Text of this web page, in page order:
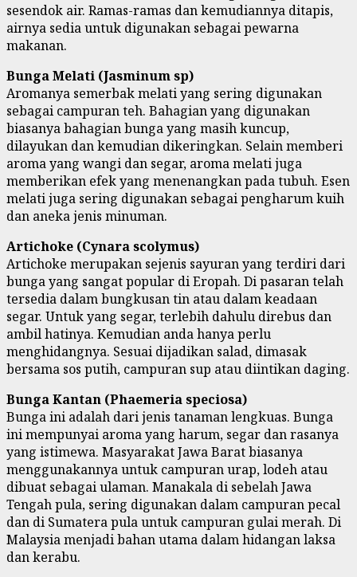
sesendok air. Ramas-ramas dan kemudiannya ditapis,
airnya sedia untuk digunakan sebagai pewarna
makanan.
Bunga Melati (Jasminum sp)
Aromanya semerbak melati yang sering digunakan
sebagai campuran teh. Bahagian yang digunakan
biasanya bahagian bunga yang masih kuncup,
dilayukan dan kemudian dikeringkan. Selain memberi
aroma yang wangi dan segar, aroma melati juga
memberikan efek yang menenangkan pada tubuh. Esen
melati juga sering digunakan sebagai pengharum kuih
dan aneka jenis minuman.
Artichoke (Cynara scolymus)
Artichoke merupakan sejenis sayuran yang terdiri dari
bunga yang sangat popular di Eropah. Di pasaran telah
tersedia dalam bungkusan tin atau dalam keadaan
segar. Untuk yang segar, terlebih dahulu direbus dan
ambil hatinya. Kemudian anda hanya perlu
menghidangnya. Sesuai dijadikan salad, dimasak
bersama sos putih, campuran sup atau diintikan daging.
Bunga Kantan (Phaemeria speciosa)
Bunga ini adalah dari jenis tanaman lengkuas. Bunga
ini mempunyai aroma yang harum, segar dan rasanya
yang istimewa. Masyarakat Jawa Barat biasanya
menggunakannya untuk campuran urap, lodeh atau
dibuat sebagai ulaman. Manakala di sebelah Jawa
Tengah pula, sering digunakan dalam campuran pecal
dan di Sumatera pula untuk campuran gulai merah. Di
Malaysia menjadi bahan utama dalam hidangan laksa
dan kerabu.